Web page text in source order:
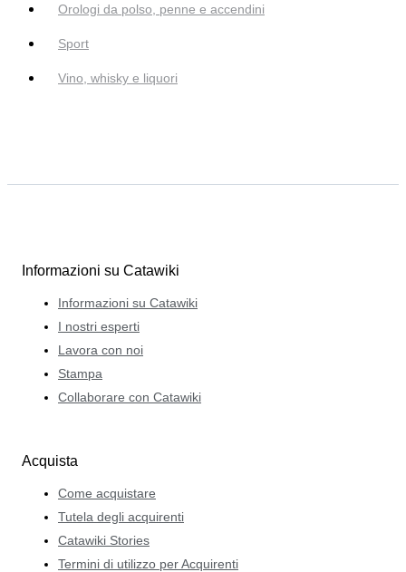
Orologi da polso, penne e accendini
Sport
Vino, whisky e liquori
Informazioni su Catawiki
Informazioni su Catawiki
I nostri esperti
Lavora con noi
Stampa
Collaborare con Catawiki
Acquista
Come acquistare
Tutela degli acquirenti
Catawiki Stories
Termini di utilizzo per Acquirenti